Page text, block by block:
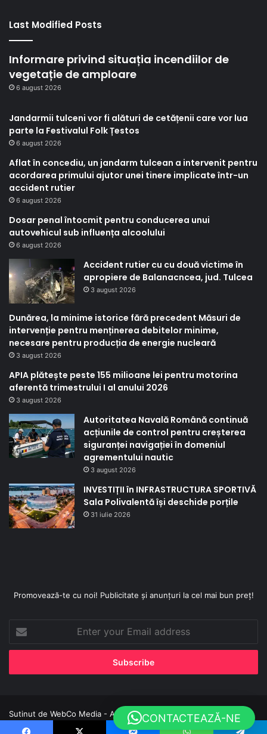
Last Modified Posts
Informare privind situația incendiilor de
vegetație de amploare
6 august 2026
Jandarmii tulceni vor fi alături de cetățenii care vor lua
parte la Festivalul Folk Țestos
6 august 2026
Aflat în concediu, un jandarm tulcean a intervenit pentru
acordarea primului ajutor unei tinere implicate într-un
accident rutier
6 august 2026
Dosar penal întocmit pentru conducerea unui
autovehicul sub influența alcoolului
6 august 2026
Accident rutier cu cu două victime în
apropiere de Balanacncea, jud. Tulcea
3 august 2026
Dunărea, la minime istorice fără precedent Măsuri de
intervenție pentru menținerea debitelor minime,
necesare pentru producția de energie nucleară
3 august 2026
APIA plătește peste 155 milioane lei pentru motorina
aferentă trimestrului I al anului 2026
3 august 2026
Autoritatea Navală Română continuă
acțiunile de control pentru creșterea
siguranței navigației în domeniul
agrementului nautic
3 august 2026
INVESTIȚII în INFRASTRUCTURA SPORTIVĂ
Sala Polivalentă își deschide porțile
31 iulie 2026
Promovează-te cu noi! Publicitate și anunțuri la cel mai bun preț!
Enter
your
Email
Sutinut de WebCo Media - Agentie de MarketingCONTACTEAZĂ-NE